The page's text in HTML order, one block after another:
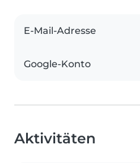
E-Mail-Adresse
Google-Konto
Aktivitäten